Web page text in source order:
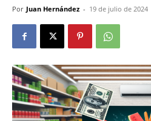
Por Juan Hernández - 19 de julio de 2024